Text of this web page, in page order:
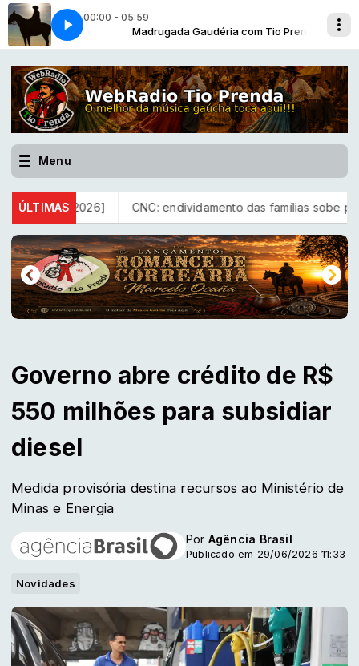
00:00 - 05:59
Tio Prenda Madrugada Gaudéria com Tio Prenda
PARA DOM MUNHOZ GAROTOS DO FANDANGO - CHASQUE PARA
Menu
ÚLTIMAS
2026] CNC: endividamento das famílias sobe para 82%,
Governo abre crédito de R$
550 milhões para subsidiar
diesel
Medida provisória destina recursos ao Ministério de
Minas e Energia
Por Agência Brasil
Publicado em 29/06/2026 11:33
Novidades